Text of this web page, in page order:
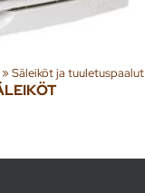
‪»Säleiköt ja tuuletuspaalut